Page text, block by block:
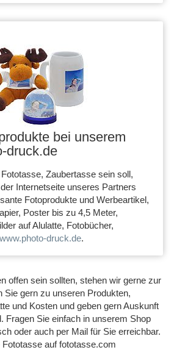
bei unserem
druck.de
Zaubertasse sein soll,
Internetseite unseres Partners
Fotoprodukte und Werbeartikel,
Poster bis zu 4,5 Meter,
auf Alulatte, Fotobücher,
www.photo-druck.de.
offen sein sollten, stehen wir gerne zur
Sie gern zu unseren Produkten,
und Kosten und geben gern Auskunft
Fragen Sie einfach in unserem Shop
oder auch per Mail für Sie erreichbar.
auf fototasse.com